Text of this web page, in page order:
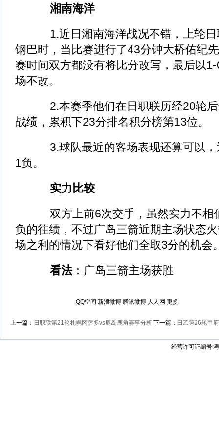
湘南海洋
1.近日湘南海洋战况不错，上轮日
钢巴时，当比赛进行了43分钟大桥佑纪
赛时间双方都没有将比分改写，最后以
场不改。
2.本赛季他们在日职联历经20轮后
战绩，累积下23分排名积分榜第13位。
3.球队最近的客场表现还算可以，
1负。
实力比较
双方上前6次交手，虽然实力不相
负的往绩，不过广岛三箭近期主场状态
场之利的情况下看好他们全取3分的机会
看法：广岛三箭主场获胜
QQ空间 新浪微博 腾讯微博 人人网 更多
上一篇： 日职联第21轮札幌冈萨多vs鹿岛鹿角赛事分析 下一篇： 日乙第26轮甲
经营许可证编号: